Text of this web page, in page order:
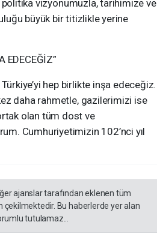
politika vizyonumuzla, tarihimize ve
büyük bir titizlikle yerine
EDECEĞİZ”
hep birlikte inşa edeceğiz.
daha rahmetle, gazilerimizi ise
olan tüm dost ve
Cumhuriyetimizin 102’nci yıl
ajanslar tarafından eklenen tüm
çekilmektedir. Bu haberlerde yer alan
tutulamaz...